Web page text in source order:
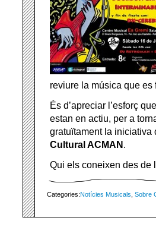
reviure la música que
És d’apreciar l’esforç
estan en actiu, per a
gratuïtament la iniciativa
Cultural ACMAN .
Qui els coneixen des de
Categories:Notícies Musicals Sobre